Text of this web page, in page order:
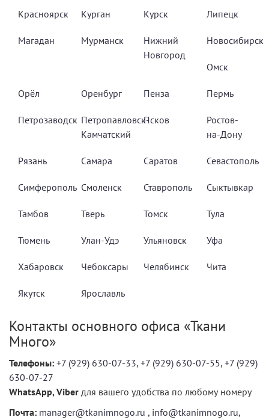
Красноярск Курган Курск Липецк
Магадан Мурманск
Нижний
Новгород
Новосибирск
Омск
Орёл Оренбург Пенза Пермь
Петрозаводск Петропавловск-
Камчатский
Псков
Ростов-
на-Дону
Рязань Самара Саратов Севастополь
Симферополь Смоленск Ставрополь Сыктывкар
Тамбов Тверь Томск Тула
Тюмень Улан-Удэ Ульяновск Уфа
Хабаровск Чебоксары Челябинск Чита
Якутск Ярославль
Контакты основного офиса «Ткани
Много»
Телефоны: +7 (929) 630-07-33, +7 (929) 630-07-55, +7 (929)
630-07-27
WhatsApp, Viber для вашего удобства по любому номеру
Почта: manager@tkanimnogo.ru , info@tkanimnogo.ru,